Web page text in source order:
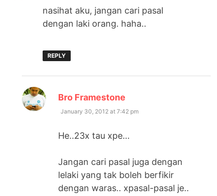
nasihat aku, jangan cari pasal
dengan laki orang. haha..
REPLY
Bro Framestone
January 30, 2012 at 7:42 pm
He..23x tau xpe…
Jangan cari pasal juga dengan
lelaki yang tak boleh berfikir
dengan waras.. xpasal-pasal je..